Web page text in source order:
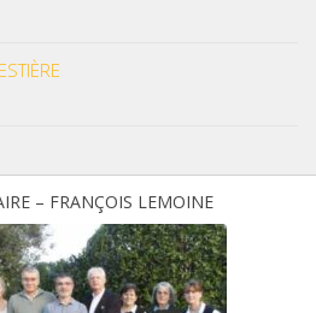
– FRANÇOIS LEMOINE